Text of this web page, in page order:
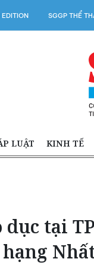
SGGP THỂ
LUẬT KINH TẾ
dục tại